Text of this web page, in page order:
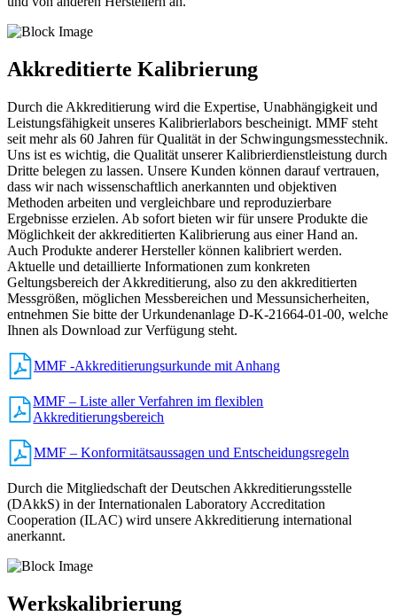
Akkreditierte Kalibrierung
Durch die Akkreditierung wird die Expertise, Unabhängigkeit und
Leistungsfähigkeit unseres Kalibrierlabors bescheinigt. MMF steht
seit mehr als 60 Jahren für Qualität in der Schwingungsmesstechnik.
Uns ist es wichtig, die Qualität unserer Kalibrierdienstleistung durch
Dritte belegen zu lassen. Unsere Kunden können darauf vertrauen,
dass wir nach wissenschaftlich anerkannten und objektiven
Methoden arbeiten und vergleichbare und reproduzierbare
Ergebnisse erzielen. Ab sofort bieten wir für unsere Produkte die
Möglichkeit der akkreditierten Kalibrierung aus einer Hand an.
Auch Produkte anderer Hersteller können kalibriert werden.
Aktuelle und detaillierte Informationen zum konkreten
Geltungsbereich der Akkreditierung, also zu den akkreditierten
Messgrößen, möglichen Messbereichen und Messunsicherheiten,
entnehmen Sie bitte der Urkundenanlage D-K-21664-01-00, welche
Ihnen als Download zur Verfügung steht.
MMF -Akkreditierungsurkunde mit Anhang
MMF – Liste aller Verfahren im flexiblen
Akkreditierungsbereich
MMF – Konformitätsaussagen und Entscheidungsregeln
Durch die Mitgliedschaft der Deutschen Akkreditierungsstelle
(DAkkS) in der Internationalen Laboratory Accreditation
Cooperation (ILAC) wird unsere Akkreditierung international
anerkannt.
Werkskalibrierung